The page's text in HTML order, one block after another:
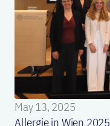
May 13, 2025
Allergie in Wien 2025